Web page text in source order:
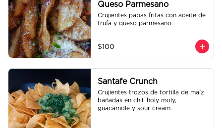
Queso Parmesano
Crujientes papas fritas con aceite de
trufa y queso parmesano.
$100
Santafe Crunch
Crujientes trozos de tortilla de maíz
bañadas en chili holy moly,
guacamole y sour cream.